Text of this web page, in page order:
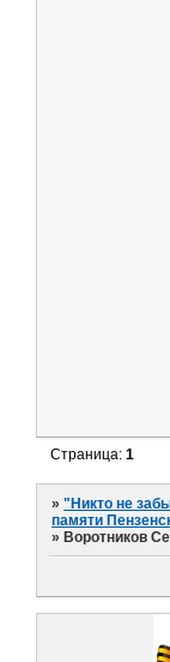
Страница:1
»"Никто не
памяти
» Воротников